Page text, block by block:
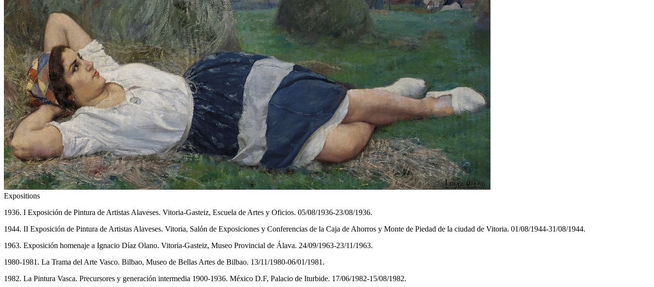
Expositions
1936. I Exposición de Pintura de Artistas Alaveses. Vitoria-Gasteiz, Escuela de Artes y Oficios. 05/08/1936-23/08/1936.
1944. II Exposición de Pintura de Artistas Alaveses. Vitoria, Salón de Exposiciones y Conferencias de la Caja de Ahorros y Monte de Piedad de la ciudad de Vitoria. 01/08/1944-31/08/1944.
1963. Exposición homenaje a Ignacio Díaz Olano. Vitoria-Gasteiz, Museo Provincial de Álava. 24/09/1963-23/11/1963.
1980-1981. La Trama del Arte Vasco. Bilbao, Museo de Bellas Artes de Bilbao. 13/11/1980-06/01/1981.
1982. La Pintura Vasca. Precursores y generación intermedia 1900-1936. México D.F, Palacio de Iturbide. 17/06/1982-15/08/1982.